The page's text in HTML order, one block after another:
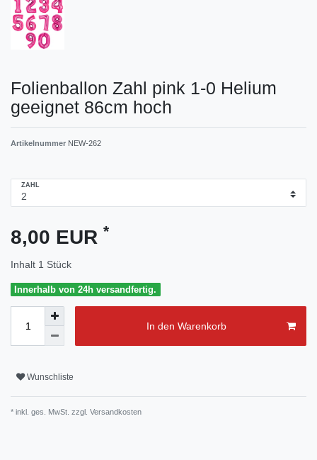
Folienballon Zahl pink 1-0 Helium
geeignet 86cm hoch
Artikelnummer NEW-262
ZAHL
8,00 EUR *
Inhalt 1 Stück
Innerhalb von 24h versandfertig.
In den Warenkorb
Wunschliste
* inkl. ges. MwSt. zzgl. Versandkosten